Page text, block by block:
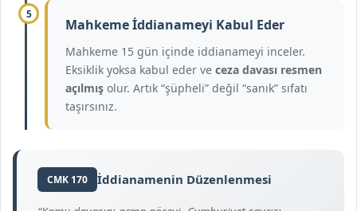
5
Mahkeme İddianameyi Kabul Eder
Mahkeme 15 gün içinde iddianameyi inceler.
Eksiklik yoksa kabul eder ve ceza davası resmen
açılmış olur. Artık “şüpheli” değil “sanık” sıfatı
taşırsınız.
CMK 170 İddianamenin Düzenlenmesi